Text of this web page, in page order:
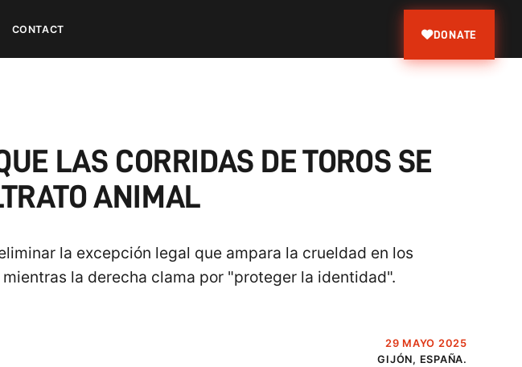
CONTACT DONATE
LAS CORRIDAS DE TOROS SE
ANIMAL
la excepción legal que ampara la crueldad en los
la derecha clama por "proteger la identidad".
29 MAYO 2025
GIJÓN, ESPAÑA.